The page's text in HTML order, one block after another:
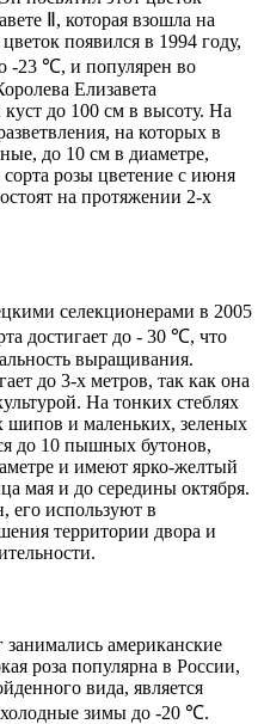
Ⅱ, которая взошла на
появился в 1994 году,
-23 ℃, и популярен во
Елизавета
до 100 см в высоту. На
на которых в
до 10 см в диаметре,
розы цветение с июня
на протяжении 2-х
селекционерами в 2005
достигает до - 30 ℃, что
выращивания.
до 3-х метров, так как она
На тонких стеблях
шипов и маленьких, зеленых
до 10 пышных бутонов,
и имеют ярко-желтый
мая и до середины октября.
его используют в
территории двора и
американские
роза популярна в России,
вида, является
зимы до -20 ℃.